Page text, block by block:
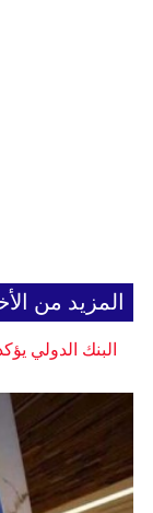
المزيد من
البنك الدولي